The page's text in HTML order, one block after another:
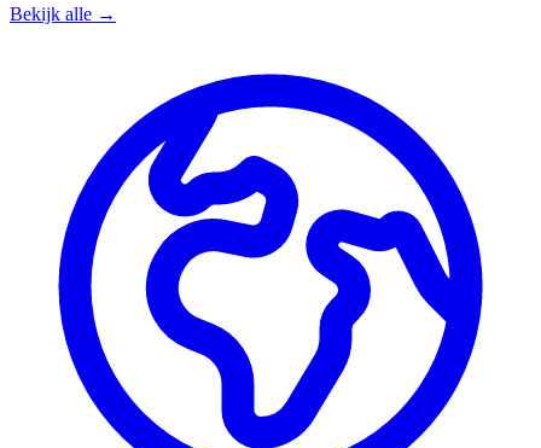
Bekijk alle →